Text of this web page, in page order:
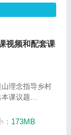
视频和配套课
山理念指导乡村
课议题
把握“绿水青
173MB